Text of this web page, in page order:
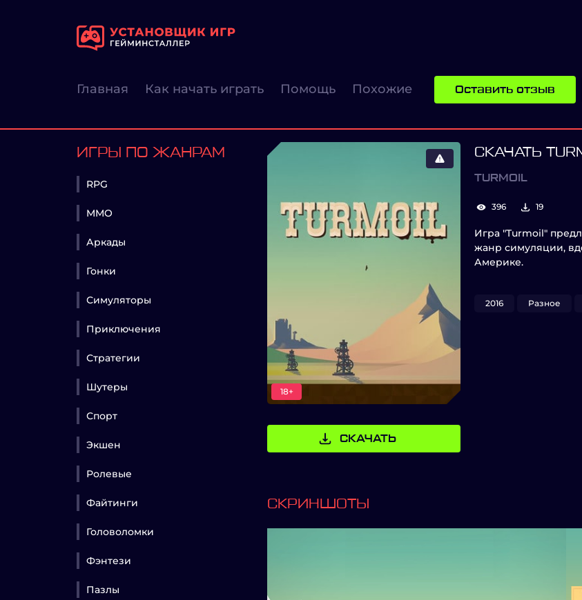
Главная Как начать играть Помощь Похожие Оставить отзыв
ИГРЫ ПО ЖАНРАМ
RPG
MMO
Аркады
Гонки
Симуляторы
Приключения
Стратегии
Шутеры
Спорт
Экшен
Ролевые
Файтинги
Головоломки
Фэнтези
Пазлы
18+
СКАЧАТЬ
СКАЧАТЬ
TURMOIL
396 19
Игра "Turmoil"
жанр симуляции,
Америке.
2016 Разное
СКРИНШОТЫ